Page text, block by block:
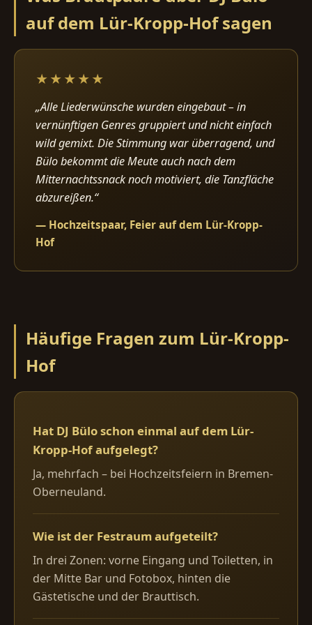
auf dem Lür-Kropp-Hof sagen
★★★★★
„Alle Liederwünsche wurden eingebaut – in
vernünftigen Genres gruppiert und nicht einfach
wild gemixt. Die Stimmung war überragend, und
Bülo bekommt die Meute auch nach dem
Mitternachtssnack noch motiviert, die Tanzfläche
abzureißen.“
— Hochzeitspaar, Feier auf dem Lür-Kropp-
Hof
Häufige Fragen zum Lür-Kropp-
Hof
Hat DJ Bülo schon einmal auf dem Lür-
Kropp-Hof aufgelegt?
Ja, mehrfach – bei Hochzeitsfeiern in Bremen-
Oberneuland.
Wie ist der Festraum aufgeteilt?
In drei Zonen: vorne Eingang und Toiletten, in
der Mitte Bar und Fotobox, hinten die
Gästetische und der Brauttisch.